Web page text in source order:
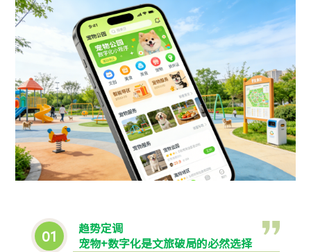
01
趋势定调
宠物+数字化是文旅破局的必然选择